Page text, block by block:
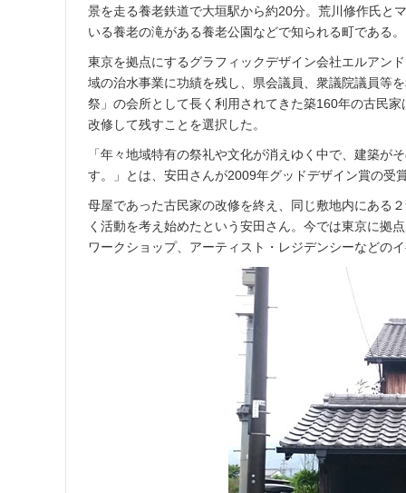
景を走る養老鉄道で大垣駅から約20分。荒川修作氏と
いる養老の滝がある養老公園などで知られる町である。
東京を拠点にするグラフィックデザイン会社エルアン
域の治水事業に功績を残し、県会議員、衆議院議員等
祭」の会所として長く利用されてきた築160年の古民
改修して残すことを選択した。
「年々地域特有の祭礼や文化が消えゆく中で、建築
す。」とは、安田さんが2009年グッドデザイン賞の受
母屋であった古民家の改修を終え、同じ敷地内にある
く活動を考え始めたという安田さん。今では東京に拠
ワークショップ、アーティスト・レジデンシーなどの